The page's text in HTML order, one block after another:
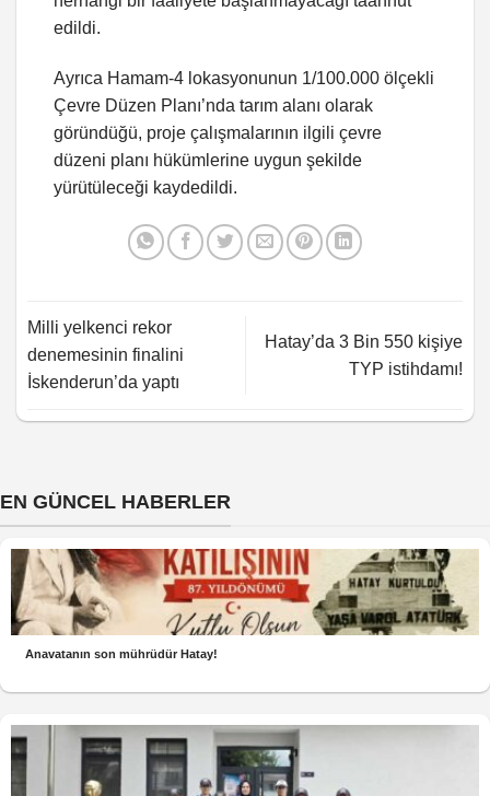
edildi.
Ayrıca Hamam-4 lokasyonunun 1/100.000 ölçekli
Çevre Düzen Planı’nda tarım alanı olarak
göründüğü, proje çalışmalarının ilgili çevre
düzeni planı hükümlerine uygun şekilde
yürütüleceği kaydedildi.
Milli yelkenci rekor
denemesinin finalini
İskenderun’da yaptı
Hatay’da 3 Bin 550 kişiye
TYP istihdamı!
EN GÜNCEL HABERLER
Anavatanın son mührüdür Hatay!